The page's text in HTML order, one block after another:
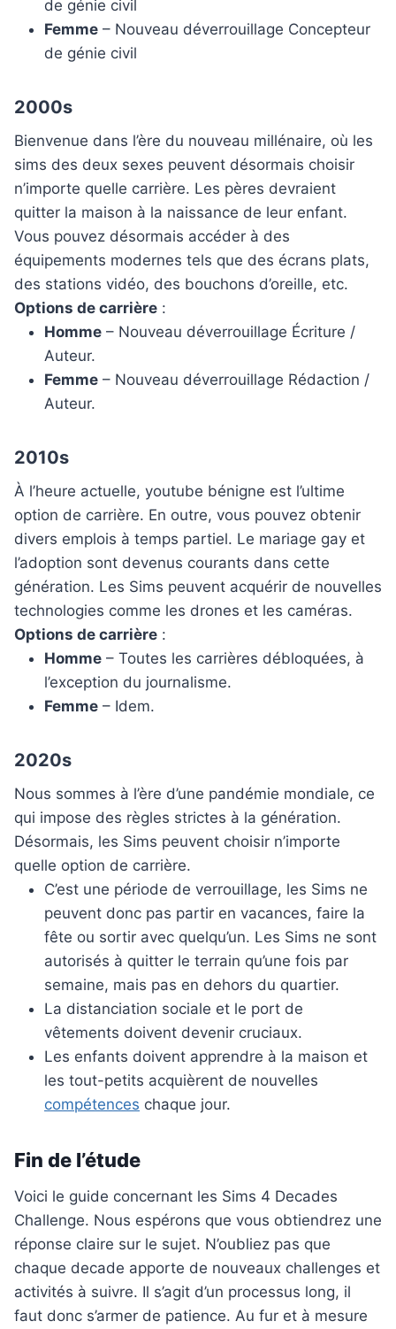
de génie civil
Femme – Nouveau déverrouillage Concepteur
de génie civil
2000s
Bienvenue dans l’ère du nouveau millénaire, où les
sims des deux sexes peuvent désormais choisir
n’importe quelle carrière. Les pères devraient
quitter la maison à la naissance de leur enfant.
Vous pouvez désormais accéder à des
équipements modernes tels que des écrans plats,
des stations vidéo, des bouchons d’oreille, etc.
Options de carrière :
Homme – Nouveau déverrouillage Écriture /
Auteur.
Femme – Nouveau déverrouillage Rédaction /
Auteur.
2010s
À l’heure actuelle, youtube bénigne est l’ultime
option de carrière. En outre, vous pouvez obtenir
divers emplois à temps partiel. Le mariage gay et
l’adoption sont devenus courants dans cette
génération. Les Sims peuvent acquérir de nouvelles
technologies comme les drones et les caméras.
Options de carrière :
Homme – Toutes les carrières débloquées, à
l’exception du journalisme.
Femme – Idem.
2020s
Nous sommes à l’ère d’une pandémie mondiale, ce
qui impose des règles strictes à la génération.
Désormais, les Sims peuvent choisir n’importe
quelle option de carrière.
C’est une période de verrouillage, les Sims ne
peuvent donc pas partir en vacances, faire la
fête ou sortir avec quelqu’un. Les Sims ne sont
autorisés à quitter le terrain qu’une fois par
semaine, mais pas en dehors du quartier.
La distanciation sociale et le port de
vêtements doivent devenir cruciaux.
Les enfants doivent apprendre à la maison et
les tout-petits acquièrent de nouvelles
compétences chaque jour.
Fin de l’étude
Voici le guide concernant les Sims 4 Decades
Challenge. Nous espérons que vous obtiendrez une
réponse claire sur le sujet. N’oubliez pas que
chaque decade apporte de nouveaux challenges et
activités à suivre. Il s’agit d’un processus long, il
faut donc s’armer de patience. Au fur et à mesure